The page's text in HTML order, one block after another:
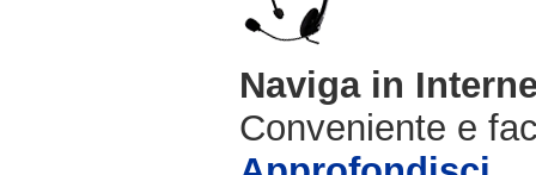
Naviga in
Conveniente e